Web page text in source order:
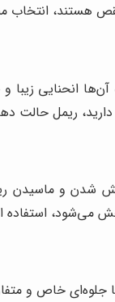
هستند،
آن‌ها انحنایی
ریمل حالت
و ماسیدن
می‌شود، استفاده
جلوه‌ای خاص و